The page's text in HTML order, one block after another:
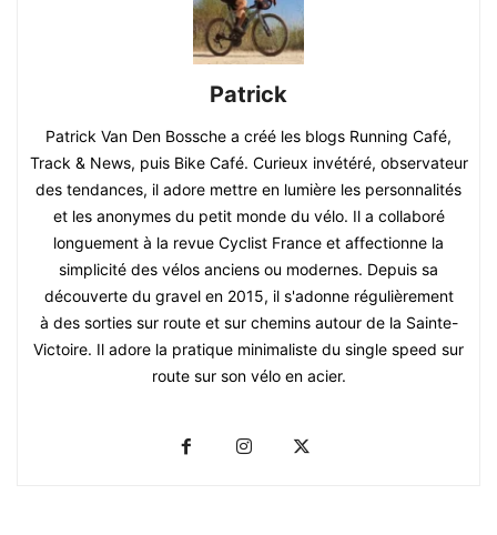
Patrick
Patrick Van Den Bossche a créé les blogs Running Café,
Track & News, puis Bike Café. Curieux invétéré, observateur
des tendances, il adore mettre en lumière les personnalités
et les anonymes du petit monde du vélo. Il a collaboré
longuement à la revue Cyclist France et affectionne la
simplicité des vélos anciens ou modernes. Depuis sa
découverte du gravel en 2015, il s'adonne régulièrement
à des sorties sur route et sur chemins autour de la Sainte-
Victoire. Il adore la pratique minimaliste du single speed sur
route sur son vélo en acier.